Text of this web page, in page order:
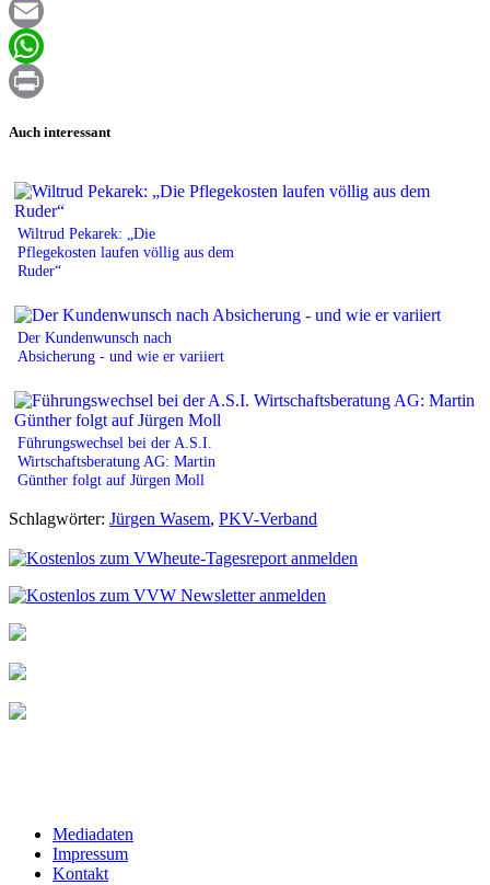
Facebook
Email
WhatsApp
Auch interessant
Wiltrud Pekarek: „Die
Pflegekosten laufen völlig aus dem
Ruder“
Der Kundenwunsch nach
Absicherung - und wie er variiert
Führungswechsel bei der A.S.I.
Wirtschaftsberatung AG: Martin
Günther folgt auf Jürgen Moll
Schlagwörter: Jürgen Wasem, PKV-Verband
Mediadaten
Impressum
Kontakt